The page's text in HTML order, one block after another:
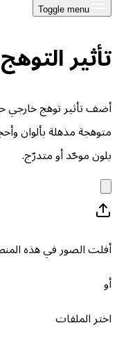
Toggle menu
تأثير التوهج
أضف تأثير توهج خارجي
متوهجة مذهلة بألوان
بلون موحّد أو متدرّج.
أفلت الصور في هذه
أو
اختر الملفات